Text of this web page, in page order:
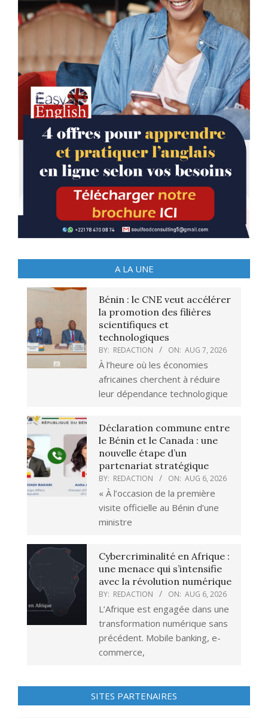
A LA UNE
Bénin : le CNE veut accélérer
la promotion des filières
scientifiques et
technologiques
BY: REDACTION ON: AUG 7, 2026
À l’heure où les économies
africaines cherchent à réduire
leur dépendance technologique
Déclaration commune entre
le Bénin et le Canada : une
nouvelle étape d’un
partenariat stratégique
BY: REDACTION ON: AUG 6, 2026
« À l’occasion de la première
visite officielle au Bénin d’une
ministre
Cybercriminalité en Afrique :
une menace qui s’intensifie
avec la révolution numérique
BY: REDACTION ON: AUG 6, 2026
L’Afrique est engagée dans une
transformation numérique sans
précédent. Mobile banking, e-
commerce,
SITES PARTENAIRES